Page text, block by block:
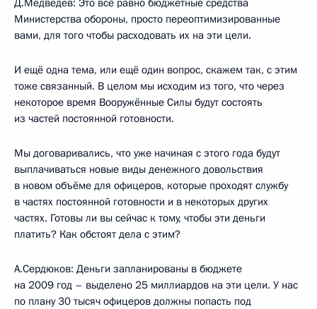
Министерства обороны, просто переоптимизированные
вами, для того чтобы расходовать их на эти цели.
И ещё одна тема, или ещё один вопрос, скажем так, с этим
тоже связанный. В целом мы исходим из того, что через
некоторое время Вооружённые Силы будут состоять
из частей постоянной готовности.
Мы договаривались, что уже начиная с этого года будут
выплачиваться новые виды денежного довольствия
в новом объёме для офицеров, которые проходят службу
в частях постоянной готовности и в некоторых других
частях. Готовы ли вы сейчас к тому, чтобы эти деньги
платить? Как обстоят дела с этим?
А.Сердюков: Деньги запланированы в бюджете
на 2009 год – выделено 25 миллиардов на эти цели. У нас
по плану 30 тысяч офицеров должны попасть под